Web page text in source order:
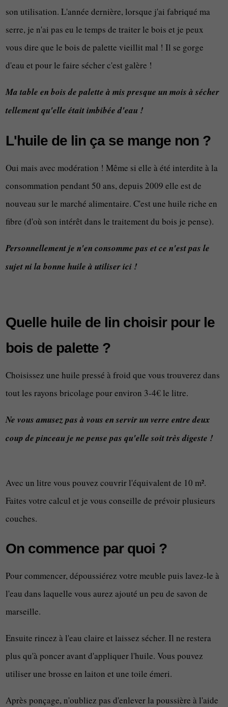
son utilisation. L'année dernière, lorsque j'ai fabriqué ma
serre, je n'ai pas eu le temps de traiter le bois et je peux
vous dire que le bois de palette vieillit mal ! Il se gorge
d'eau et pour le faire sécher c'est galère !
Ma table en bois de palette à mis presque un mois à sécher
tellement qu'elle était imbibée d'eau !
L'huile de lin ça se mange non ?
Oui mais avec modération ! Même si elle à été interdite à la
consommation pendant 50 ans, depuis 2009 elle est de
nouveau sur le marché alimentaire. C'est une huile riche en
fibre (d'où son intérêt dans le traitement du bois je pense).
Personnellement je n'en consomme pas et ce n'est pas le
sujet ni la bonne huile à utiliser ici !
Quelle huile de lin choisir pour le
bois de palette ?
Choisissez une huile pressé à froid que vous trouverez dans
tout les rayons bricolage pour environ 3-4€ le litre.
Ne vous amusez pas à vous en servir un verre entre deux
coup de pinceau je ne pense pas qu'elle soit très digeste !
Avec un litre vous pouvez couvrir l'équivalent de 10 m².
Faites votre calcul et je vous conseille de prévoir plusieurs
couches.
On commence par quoi ?
Pour commencer, dépoussiérez votre meuble puis lavez-le à
l'eau dans laquelle vous aurez ajouté un peu de savon de
marseille.
Ensuite rincez à l'eau claire et laissez sécher. Il ne restera
plus qu'à poncer avant d'appliquer l'huile. Vous pouvez
utiliser une brosse en laiton et une toile émeri.
Après ponçage, n'oubliez pas d'enlever la poussière à l'aide